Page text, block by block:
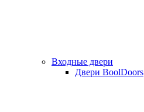
Входные двери
Двери BoolDoors